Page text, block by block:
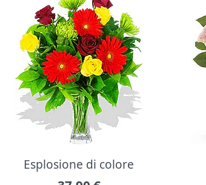
Esplosione di colore